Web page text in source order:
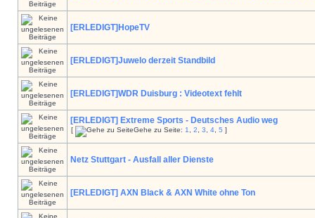
[ERLEDIGT]HopeTV
[ERLEDIGT]Juwelo derzeit Standbild
[ERLEDIGT]WDR Duisburg : Videotext fehlt
[ERLEDIGT] Extreme Sports - Deutsches Audio weg
[ Gehe zu Seite: 1 2 3 4 5 ]
Netz Stuttgart - Ausfall aller Dienste
[ERLEDIGT] AXN Black & AXN White ohne Ton